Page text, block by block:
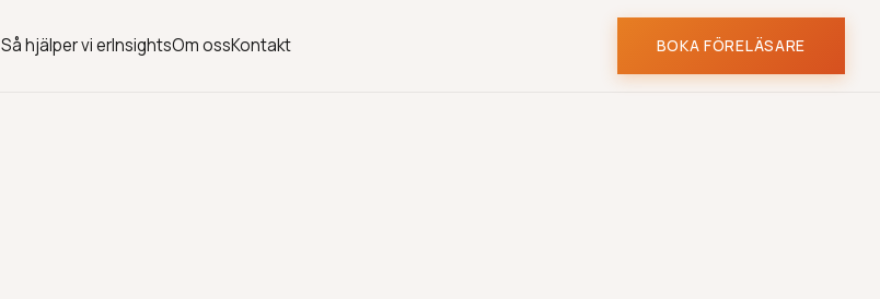
Så hjälper vi erInsightsOm ossKontakt BOKA FÖRELÄSARE